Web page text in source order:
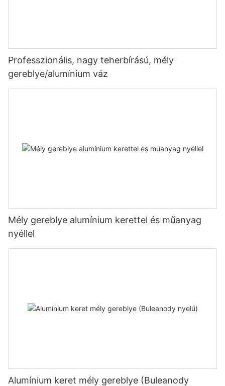
Professzionális, nagy teherbírású, mély
gereblye/alumínium váz
Mély gereblye alumínium kerettel és műanyag
nyéllel
Alumínium keret mély gereblye (Buleanody